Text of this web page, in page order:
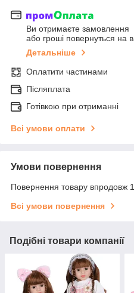
Ви отримаєте замовлення
або гроші повернуться на
Детальніше
Оплатити частинами
Післяплата
Готівкою при отриманні
Всі умови оплати
Умови повернення
Повернення товару впродовж
Всі умови повернення
Подібні товари компанії